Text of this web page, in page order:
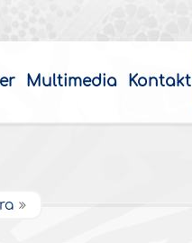
Multimedia Kontakt